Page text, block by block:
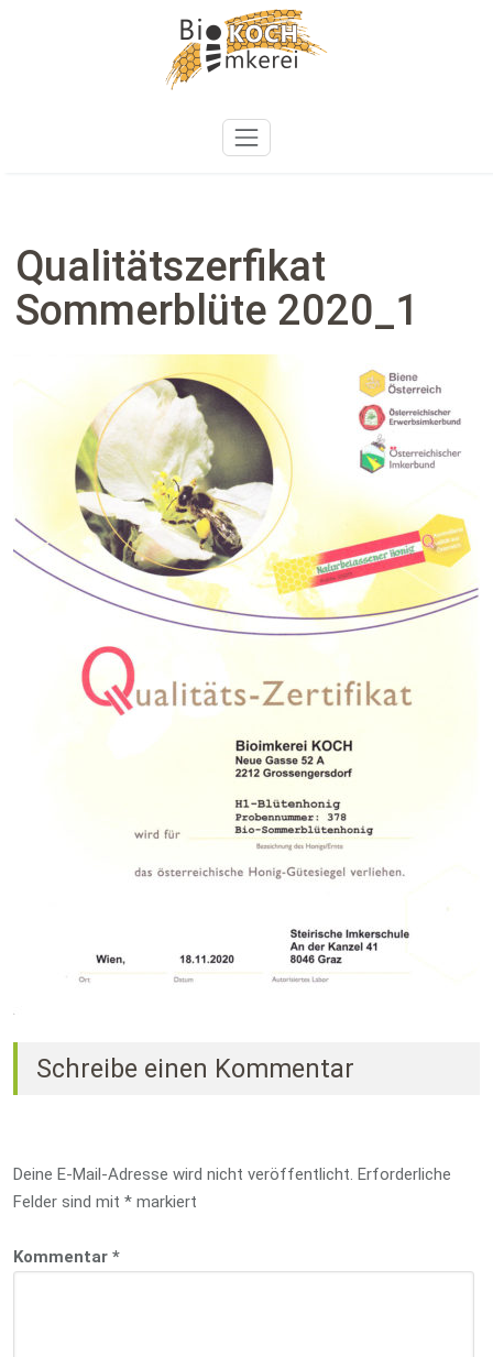
Qualitätszerfikat
Sommerblüte 2020_1
Schreibe einen Kommentar
Deine E-Mail-Adresse wird nicht veröffentlicht. Erforderliche
Felder sind mit * markiert
Kommentar *